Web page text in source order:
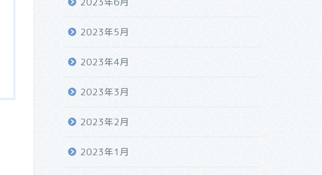
2023年5月
2023年4月
2023年3月
2023年2月
2023年1月